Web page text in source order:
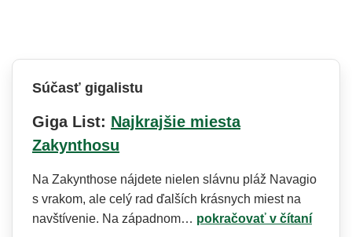
Súčasť gigalistu
Giga List: Najkrajšie miesta
Zakynthosu
Na Zakynthose nájdete nielen slávnu pláž Navagio
s vrakom, ale celý rad ďalších krásnych miest na
navštívenie. Na západnom… pokračovať v čítaní